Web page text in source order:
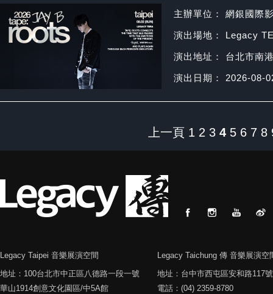
主辦單位： 網銀國際
演出場地： Legacy
演出地址： 台北市南
演出日期： 2026-08-
上一頁 1 2 3 4 5 6 7 8
Legacy Taipei 音樂展演空間
Legacy Taichung 傳 音樂展演空
地址：100台北市中正區八德路一段一號
華山1914創意文化園區/中5A館
地址：台中市西屯區安和路117號
電話：(04) 2359-8780